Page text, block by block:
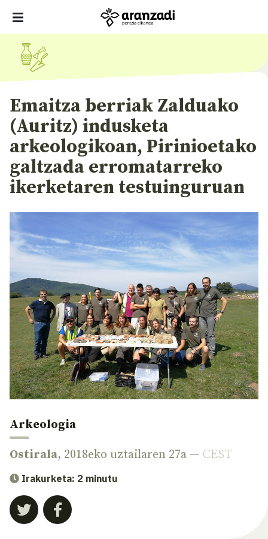
Emaitza berriak Zalduako
(Auritz) indusketa
arkeologikoan, Pirinioetako
galtzada erromatarreko
ikerketaren testuinguruan
Arkeologia
Ostirala, 2018eko uztailaren 27a — CEST
Irakurketa: 2 minutu